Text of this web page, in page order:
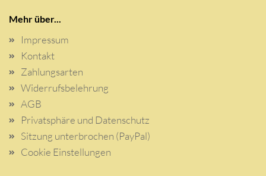
Mehr über...
Impressum
Kontakt
Zahlungsarten
Widerrufsbelehrung
AGB
Privatsphäre und Datenschutz
Sitzung unterbrochen (PayPal)
Cookie Einstellungen